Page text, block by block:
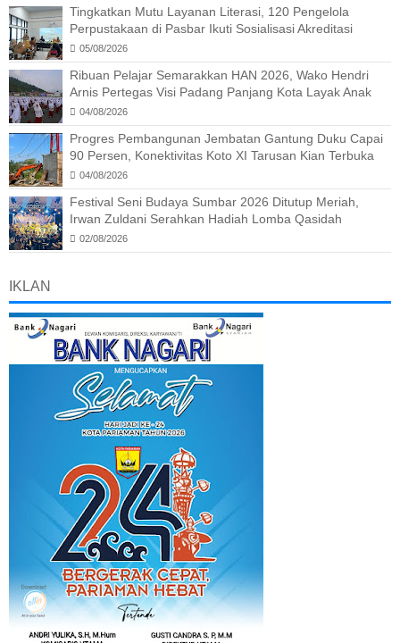
Tingkatkan Mutu Layanan Literasi, 120 Pengelola
Perpustakaan di Pasbar Ikuti Sosialisasi Akreditasi
05/08/2026
Ribuan Pelajar Semarakkan HAN 2026, Wako Hendri
Arnis Pertegas Visi Padang Panjang Kota Layak Anak
04/08/2026
Progres Pembangunan Jembatan Gantung Duku Capai
90 Persen, Konektivitas Koto XI Tarusan Kian Terbuka
04/08/2026
Festival Seni Budaya Sumbar 2026 Ditutup Meriah,
Irwan Zuldani Serahkan Hadiah Lomba Qasidah
02/08/2026
IKLAN